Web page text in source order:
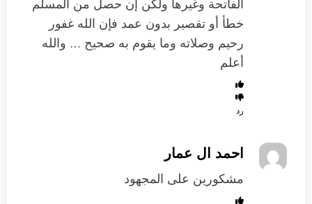
الفاتحة وغيرها ولكن إن حصل من المسلم
خطأ أو تقصير بدون عمد فإن الله غفور
رحيم وصلاته وما يقوم به صحيح … والله
أعلم
رد
احمد ال عمار
مشكورين على المجهود